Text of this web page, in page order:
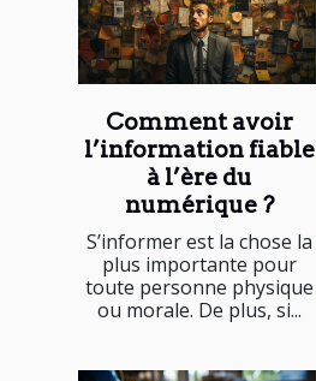
Comment avoir
l’information fiable
à l’ère du
numérique ?
S’informer est la chose la
plus importante pour
toute personne physique
ou morale. De plus, si...